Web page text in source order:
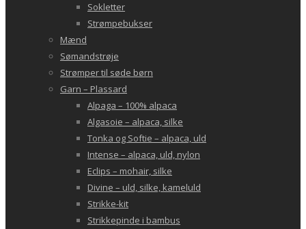
Sokletter
Strømpebukser
Mænd
Sømandstrøje
Strømper til søde børn
Garn – Plassard
Alpaga – 100% alpaca
Algasoie – alpaca, silke
Tonka og Softie – alpaca, uld
Intense – alpaca, uld, nylon
Eclips – mohair, silke
Divine – uld, silke, kameluld
Strikke-kit
Strikkepinde i bambus